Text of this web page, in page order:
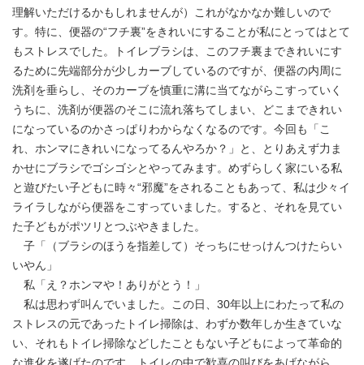
理解いただけるかもしれませんが）これがなかなか難しいので
す。特に、便器の“フチ裏”をきれいにすることが私にとってはとて
もストレスでした。トイレブラシは、このフチ裏まできれいにす
るために先端部分が少しカーブしているのですが、便器の内周に
洗剤を垂らし、そのカーブを慎重に溝に当てながらこすっていく
うちに、洗剤が便器のそこに流れ落ちてしまい、どこまできれい
になっているのかさっぱりわからなくなるのです。今回も「こ
れ、ホンマにきれいになってるんやろか？」と、とりあえず力ま
かせにブラシでゴシゴシとやってみます。めずらしく家にいる私
と遊びたい子どもに時々“邪魔”をされることもあって、私は少々イ
ライラしながら便器をこすっていました。すると、それを見てい
た子どもがポツリとつぶやきました。
子「（ブラシのほうを指差して）そっちにせっけんつけたらい
いやん」
私「え？ホンマや！ありがとう！」
私は思わず叫んでいました。この日、30年以上にわたって私の
ストレスの元であったトイレ掃除は、わずか数年しか生きていな
い、それもトイレ掃除などしたこともない子どもによって革命的